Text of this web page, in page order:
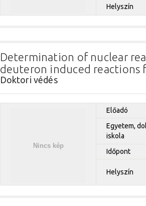
Helyszín
Determination of nuclear
deuteron induced reactions
Doktori védés
Előadó
Egyetem,
iskola
Időpont
Helyszín